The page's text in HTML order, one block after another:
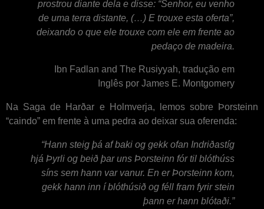
prostrou diante dela e disse: “Senhor, eu venho
de uma terra distante, (…) E trouxe esta oferta”,
deixando o que ele trouxe com ele em frente ao
pedaço de madeira.
Ibn Fadlan and The Rusiyyah, tradução em
Inglês por James E. Montgomery
Na Saga de Harðar e Holmverja, lemos sobre Þorsteinn
“caindo” em frente à uma pedra ao deixar sua oferenda:
“Hann steig þá af baki og gekk ofan Indriðastíg
hjá Þyrli og beið þar uns Þorsteinn fór til blóthúss
síns sem hann var vanur. En er Þorsteinn kom,
gekk hann inn í blóthúsið og féll fram fyrir stein
þann er hann blótaði.”